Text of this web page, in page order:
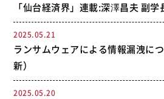
「仙台経済界」連載:深澤昌夫 副学
2025.05.21
ランサムウェアによる情報漏洩に
新）
2025.05.20